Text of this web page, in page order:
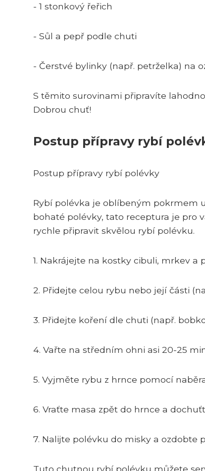
- 1 stonkový řeřich
- Sůl a pepř podle chuti
- Čerstvé bylinky (např. petrželka) na
S těmito surovinami připravíte
Dobrou chuť!
Postup přípravy rybí
Postup přípravy rybí polévky
Rybí polévka je oblíbeným pokrmem
bohaté polévky, tato receptura je pro
rychle připravit skvělou rybí polévku.
1. Nakrájejte na kostky cibuli, mrkev a
2. Přidejte celou rybu nebo její části
3. Přidejte koření dle chuti (např.
4. Vařte na středním ohni asi 20-25
5. Vyjměte rybu z hrnce pomocí
6. Vraťte masa zpět do hrnce a
7. Nalijte polévku do misky a ozdobte
Tuto chutnou rybí polévku můžete